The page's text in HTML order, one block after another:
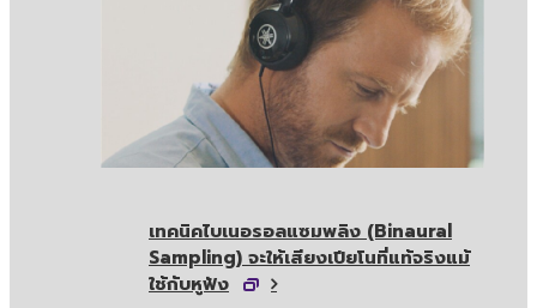
เทคนิคไบเนอรอลแซมพลิง (Binaural
Sampling) จะให้เสียงเปียโนที่แท้จริงแม้
ใช้กับหูฟัง